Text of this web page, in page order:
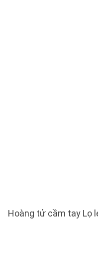
Hoàng tử cầm tay Lọ